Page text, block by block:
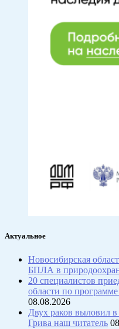
Актуальное
Новосибирская
БПЛА в
20 специалистов
области по
08.08.2026
Двух раков выловил
Грива наш читатель